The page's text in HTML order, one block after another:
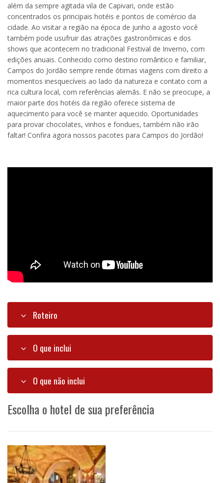
além da sempre agitada vila de Capivari, onde estão
concentrados os principais hotéis e pontos de comércio da
cidade. Ao visitar a região na época de junho a agosto você
também pode usufruir das atrações gastronômicas e dos
shows que acontecem no tradicional Festival de Inverno, com
edições anuais. Conhecido como destino romântico e familiar,
Campos do Jordão sempre rende ótimas viagens com direito a
momentos inesquecíveis ao lado da natureza e contato com a
rica cultura local, com referências alemãs. E não se preocupe, a
maior parte dos hotéis da região oferece sistema de
aquecimento para você se manter aquecido. Oportunidades
para provar chocolates, vinhos e fondues, também não irão
faltar! Confira agora nossos pacotes para Campos do Jordão!
Roteiro
O que inclui
O que não inclui
Escolha o hotel de sua preferência